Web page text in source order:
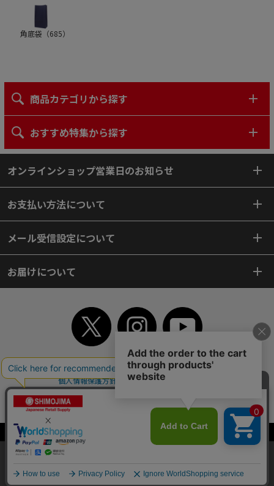
当サイトはクッキー（Cookie）を使用しています。Cookieの使用に同意いた
だける場合は「OK」をクリックしてください。
OK
角底袋（685）
商品カテゴリから探す
おすすめ特集から探す
オンラインショップ営業日のお知らせ
お支払い方法について
メール受信設定について
お届けについて
TOP 初めてご利用のお客様へ ご利用案内
ご利用規約
個人情報保護方針
特定商取引法
よくあるご質問
お問い合わせ
サイトマップ
Copyright© 2018 SHIMOJIMA Co.,Ltd. All Rights Reserved.